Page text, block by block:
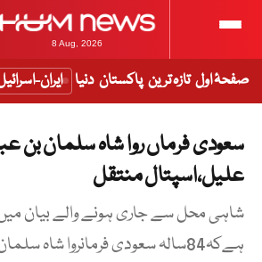
8 Aug, 2026
صفحۂ اول تازہ ترین پاکستان دنیا ایران-
سعودی فرماں روا شاہ سلمان بن
علیل،اسپتال منتقل
شاہی محل سے جاری ہونے والے بیان
ہےکہ84سالہ سعودی فرمانروا شاہ